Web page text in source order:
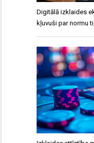
Digitālā izklaides
kļuvuši par normu